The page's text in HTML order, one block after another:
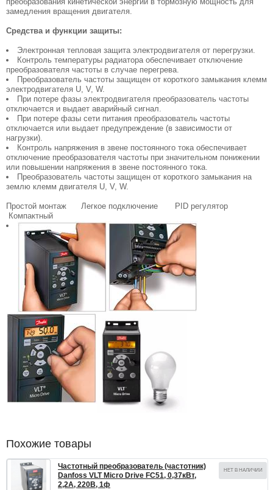
замедления вращения двигателя.
Средства и функции защиты:
Электронная тепловая защита электродвигателя от перегрузки.
Контроль температуры радиатора обеспечивает отключение
преобразователя частоты в случае перегрева.
Преобразователь частоты защищен от короткого замыкания клемм
электродвигателя U, V, W.
При потере фазы электродвигателя преобразователь частоты
отключается и выдает аварийный сигнал.
При потере фазы сети питания преобразователь частоты
отключается или выдает предупреждение (в зависимости от
нагрузки).
Контроль напряжения в звене постоянного тока обеспечивает
отключение преобразователя частоты при значительном понижении
или повышении напряжения в звене постоянного тока.
Преобразователь частоты защищен от короткого замыкания на
землю клемм двигателя U, V, W.
Простой монтаж Легкое подключение PID регулятор
Компактный
Похожие товары
Частотный преобразователь (частотник)
Danfoss VLT Micro Drive FC51, 0,37кВт,
2,2А, 220В, 1ф
НЕТ В НАЛИЧИИ